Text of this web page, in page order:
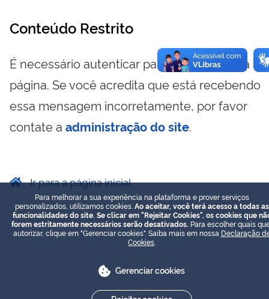
Conteúdo Restrito
É necessário autenticar para visualizar essa
página. Se você acredita que está recebendo
essa mensagem incorretamente, por favor
contate a administração do site.
Ir para a página inicial
Para melhorar a sua experiência na plataforma e prover serviços
personalizados, utilizamos cookies. Ao aceitar, você terá acesso a todas as
funcionalidades do site. Se clicar em "Rejeitar Cookies", os cookies que
forem estritamente necessários serão desativados. Para escolher quais
autorizar, clique em "Gerenciar cookies". Saiba mais em nossa Declaração
Cookies
Gerenciar cookies